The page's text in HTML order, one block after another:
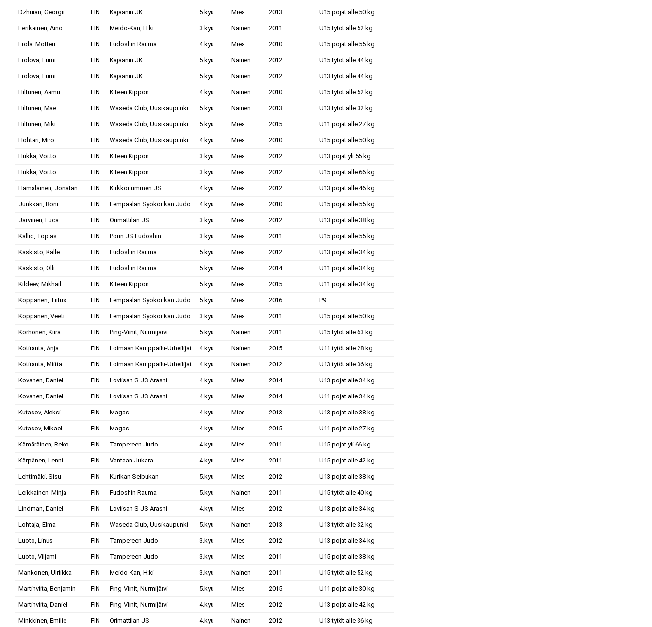
Dzhuian, Georgii FIN Kajaanin JK 5.kyu Mies 2013 U15 pojat alle 50 kg
Eerikäinen, Aino FIN Meido-Kan, H:ki 3.kyu Nainen 2011 U15 tytöt alle 52 kg
Erola, Motteri FIN Fudoshin Rauma 4.kyu Mies 2010 U15 pojat alle 55 kg
Frolova, Lumi FIN Kajaanin JK 5.kyu Nainen 2012 U15 tytöt alle 44 kg
Frolova, Lumi FIN Kajaanin JK 5.kyu Nainen 2012 U13 tytöt alle 44 kg
Hiltunen, Aamu FIN Kiteen Kippon 4.kyu Nainen 2010 U15 tytöt alle 52 kg
Hiltunen, Mae FIN Waseda Club, Uusikaupunki 5.kyu Nainen 2013 U13 tytöt alle 32 kg
Hiltunen, Miki FIN Waseda Club, Uusikaupunki 5.kyu Mies 2015 U11 pojat alle 27 kg
Hohtari, Miro FIN Waseda Club, Uusikaupunki 4.kyu Mies 2010 U15 pojat alle 50 kg
Hukka, Voitto FIN Kiteen Kippon 3.kyu Mies 2012 U13 pojat yli 55 kg
Hukka, Voitto FIN Kiteen Kippon 3.kyu Mies 2012 U15 pojat alle 66 kg
Hämäläinen, Jonatan FIN Kirkkonummen JS 4.kyu Mies 2012 U13 pojat alle 46 kg
Junkkari, Roni FIN Lempäälän Syokonkan Judo 4.kyu Mies 2010 U15 pojat alle 55 kg
Järvinen, Luca FIN Orimattilan JS 3.kyu Mies 2012 U13 pojat alle 38 kg
Kallio, Topias FIN Porin JS Fudoshin 3.kyu Mies 2011 U15 pojat alle 55 kg
Kaskisto, Kalle FIN Fudoshin Rauma 5.kyu Mies 2012 U13 pojat alle 34 kg
Kaskisto, Olli FIN Fudoshin Rauma 5.kyu Mies 2014 U11 pojat alle 34 kg
Kildeev, Mikhail FIN Kiteen Kippon 5.kyu Mies 2015 U11 pojat alle 34 kg
Koppanen, Tiitus FIN Lempäälän Syokonkan Judo 5.kyu Mies 2016 P9
Koppanen, Veeti FIN Lempäälän Syokonkan Judo 3.kyu Mies 2011 U15 pojat alle 50 kg
Korhonen, Kiira FIN Ping-Viinit, Nurmijärvi 5.kyu Nainen 2011 U15 tytöt alle 63 kg
Kotiranta, Anja FIN Loimaan Kamppailu-Urheilijat 4.kyu Nainen 2015 U11 tytöt alle 28 kg
Kotiranta, Miitta FIN Loimaan Kamppailu-Urheilijat 4.kyu Nainen 2012 U13 tytöt alle 36 kg
Kovanen, Daniel FIN Loviisan S JS Arashi 4.kyu Mies 2014 U13 pojat alle 34 kg
Kovanen, Daniel FIN Loviisan S JS Arashi 4.kyu Mies 2014 U11 pojat alle 34 kg
Kutasov, Aleksi FIN Magas 4.kyu Mies 2013 U13 pojat alle 38 kg
Kutasov, Mikael FIN Magas 4.kyu Mies 2015 U11 pojat alle 27 kg
Kämäräinen, Reko FIN Tampereen Judo 4.kyu Mies 2011 U15 pojat yli 66 kg
Kärpänen, Lenni FIN Vantaan Jukara 4.kyu Mies 2011 U15 pojat alle 42 kg
Lehtimäki, Sisu FIN Kurikan Seibukan 5.kyu Mies 2012 U13 pojat alle 38 kg
Leikkainen, Minja FIN Fudoshin Rauma 5.kyu Nainen 2011 U15 tytöt alle 40 kg
Lindman, Daniel FIN Loviisan S JS Arashi 4.kyu Mies 2012 U13 pojat alle 34 kg
Lohtaja, Elma FIN Waseda Club, Uusikaupunki 5.kyu Nainen 2013 U13 tytöt alle 32 kg
Luoto, Linus FIN Tampereen Judo 3.kyu Mies 2012 U13 pojat alle 34 kg
Luoto, Viljami FIN Tampereen Judo 3.kyu Mies 2011 U15 pojat alle 38 kg
Mankonen, Ulriikka FIN Meido-Kan, H:ki 3.kyu Nainen 2011 U15 tytöt alle 52 kg
Martinviita, Benjamin FIN Ping-Viinit, Nurmijärvi 5.kyu Mies 2015 U11 pojat alle 30 kg
Martinviita, Daniel FIN Ping-Viinit, Nurmijärvi 4.kyu Mies 2012 U13 pojat alle 42 kg
Minkkinen, Emilie FIN Orimattilan JS 4.kyu Nainen 2012 U13 tytöt alle 36 kg